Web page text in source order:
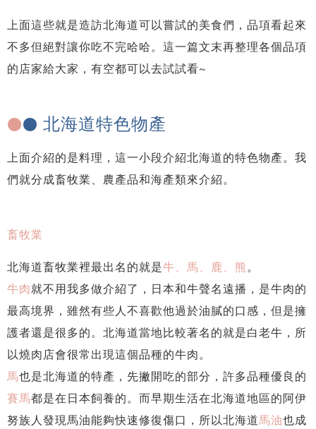
上面這些就是造訪北海道可以嘗試的美食們，品項看起來
不多但絕對讓你吃不完哈哈。這一篇文末再整理各個品項
的店家給大家，有空都可以去試試看~
●● 北海道特色物產
上面介紹的是料理，這一小段介紹北海道的特色物產。我
們就分成畜牧業、農產品和海產類來介紹。
畜牧業
北海道畜牧業裡最出名的就是牛、馬、鹿、熊。
牛肉就不用我多做介紹了，日本和牛聲名遠播，是牛肉的
最高境界，雖然有些人不喜歡他過於油膩的口感，但是擁
護者還是很多的。北海道當地比較著名的就是白老牛，所
以燒肉店會很常出現這個品種的牛肉。
馬也是北海道的特產，先撇開吃的部分，許多品種優良的
賽馬都是在日本飼養的。而早期生活在北海道地區的阿伊
努族人發現馬油能夠快速修復傷口，所以北海道馬油也成